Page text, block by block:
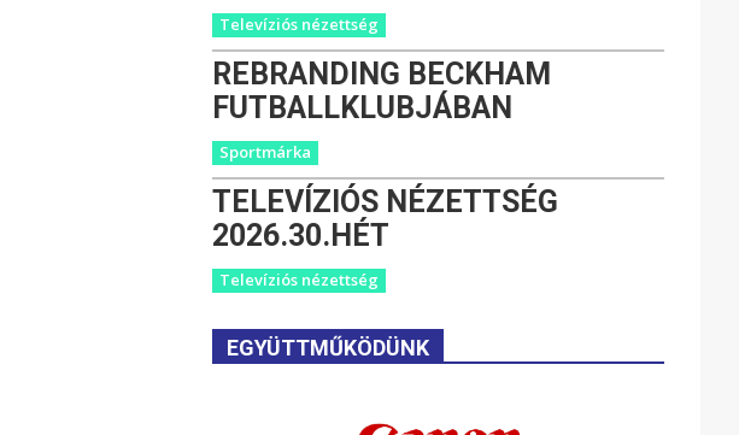
Televíziós nézettség
REBRANDING BECKHAM
FUTBALLKLUBJÁBAN
Sportmárka
TELEVÍZIÓS NÉZETTSÉG
2026.30.HÉT
Televíziós nézettség
EGYÜTTMŰKÖDÜNK